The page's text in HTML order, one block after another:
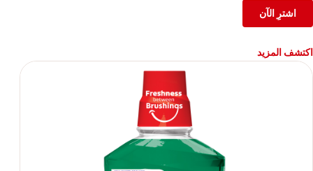
اشترِ الآن
اكتشف المزيد